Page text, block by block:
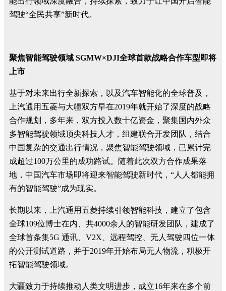
驾驶“全民共享”新时代。
聚焦智能驾驶领域 SGMW×DJI全球首款战略合作车型即将
上市
基于对未来出行全新探索，以及汽车智能化的全球普及，
上汽通用五菱与大疆双方早在2019年就开始了深度的战略
合作规划，多年来，双方投入数十亿资金，聚集国内外众
多智能驾驶领域顶尖科技人才，组建联合开发团队，结合
中国复杂的交通出行情况，聚焦智能驾驶领域，已累计完
成超过100万公里的成功路试。随着此次双方合作成果落
地，中国汽车市场即将迎来智能驾驶新时代，“人人都能拥
有的智能驾驶”成为现实。
长期以来，上汽通用五菱持续引领智能科技，建立了包含
全球109位博士在内、共4000余人的智能研发团队，建成了
全球首条集5G 通讯、V2X、远程驾控、无人驾驶四位一体
的公开测试道路，并于2019年开始布局无人物流，积极开
拓智能驾驶领域。
大疆致力于持续推动人类文明进步，成立16年来在多个前